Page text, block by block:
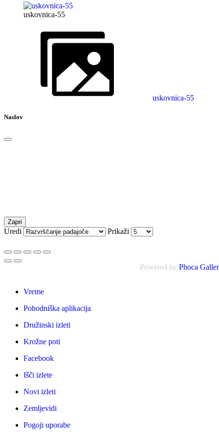
uskovnica-55
uskovnica-55
Naslov
Zapri
Uredi Prikaži
Powered by Phoca
Vreme
Pohodniška aplikacija
Družinski izleti
Krožne poti
Facebook
Išči izlete
Novi izleti
Zemljevidi
Pogoji uporabe